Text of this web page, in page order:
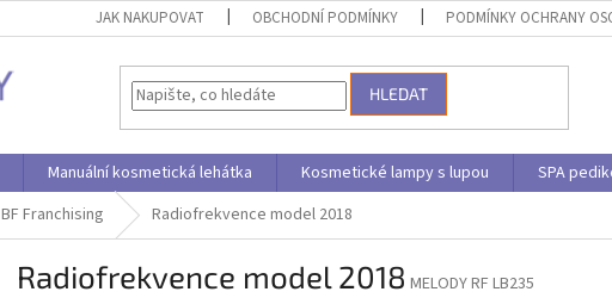
JAK NAKUPOVAT OBCHODNÍ PODMÍNKY PODMÍNKY OCHRANY
HLEDAT
Manuální kosmetická lehátka Kosmetické lampy s lupou SPA
BF Franchising Radiofrekvence model 2018
Radiofrekvence model 2018 MELODY RF LB235